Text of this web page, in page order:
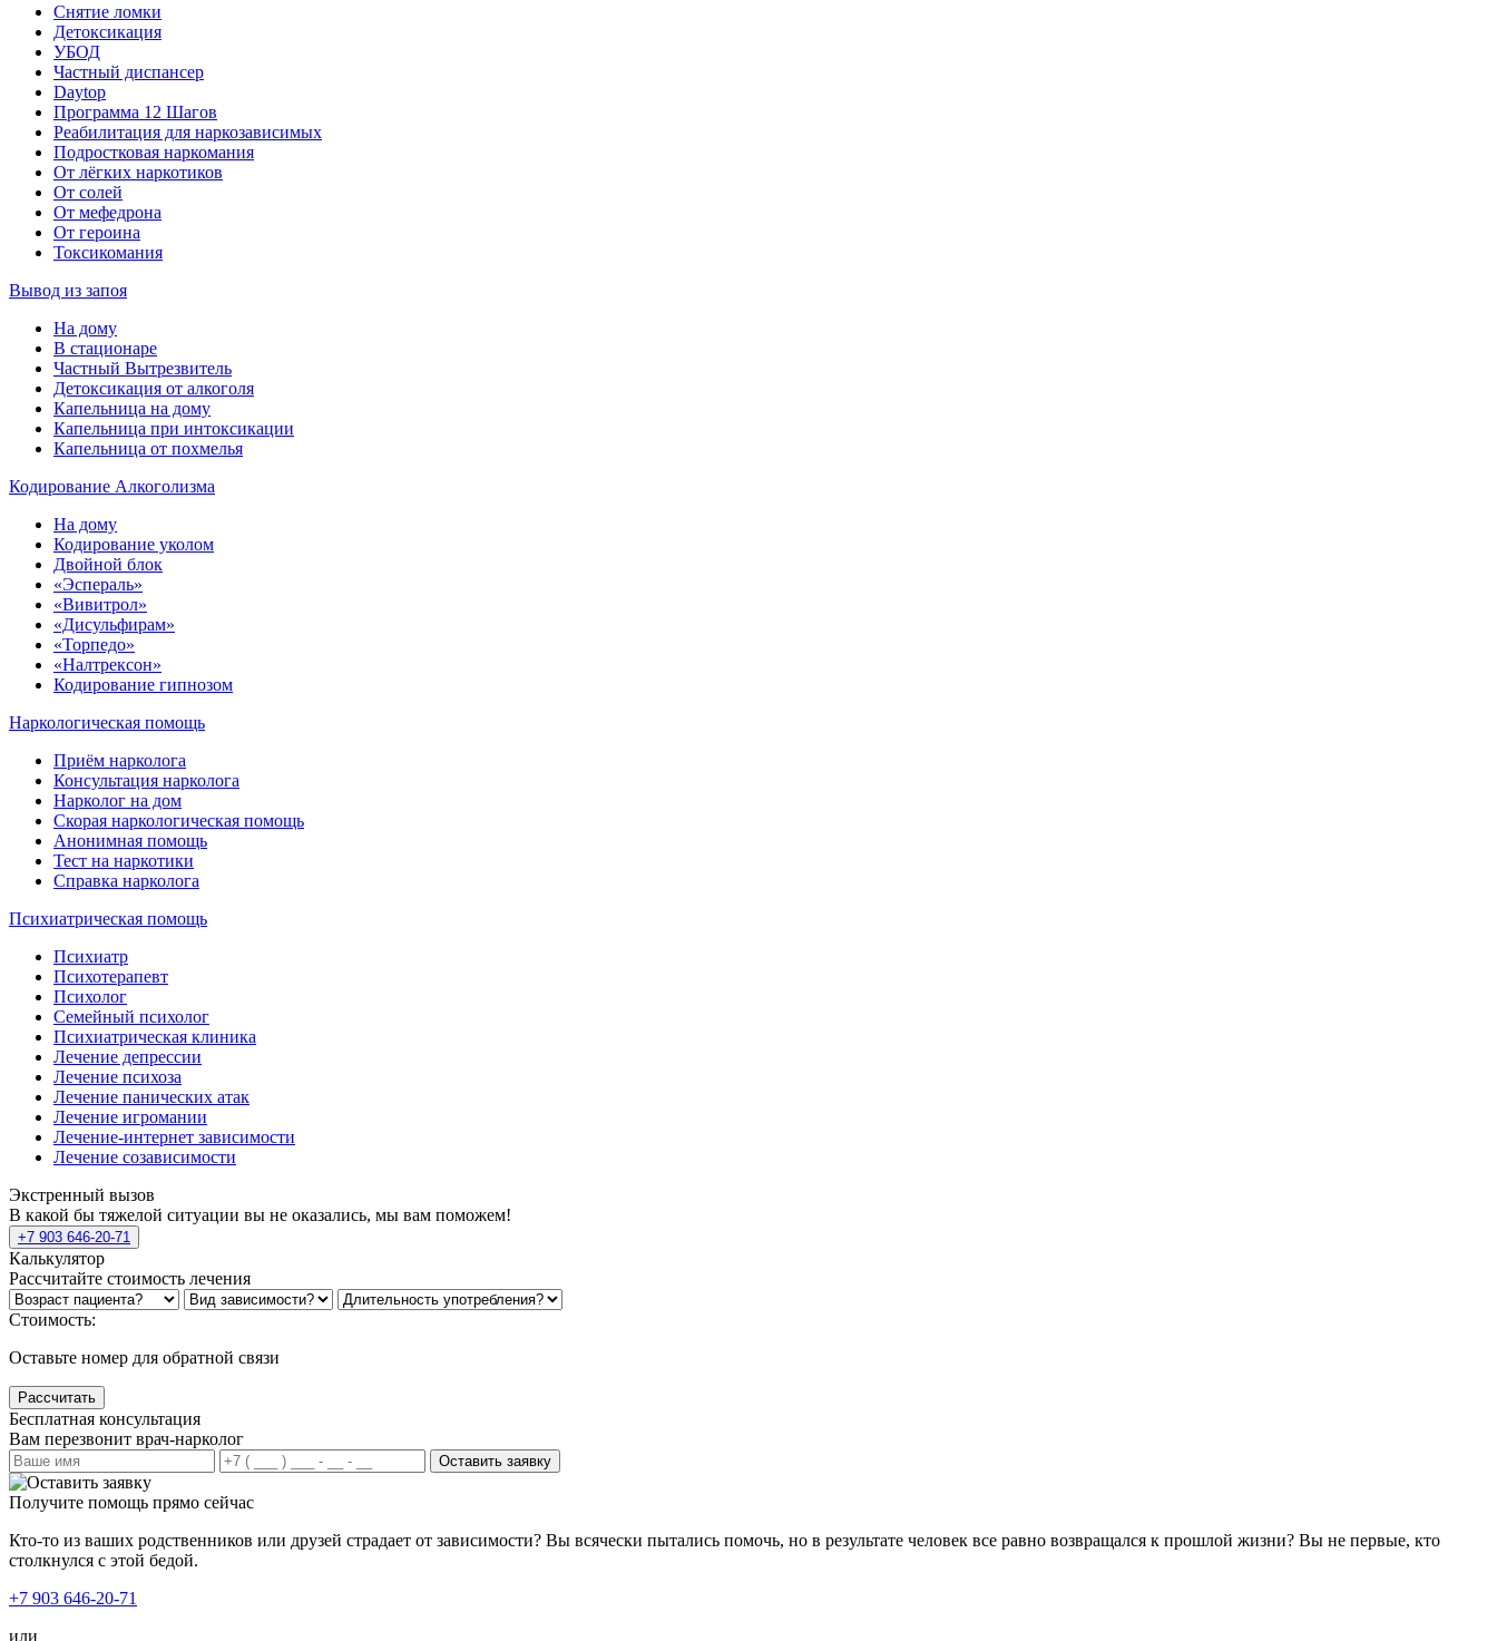
Снятие ломки
Детоксикация
УБОД
Частный диспансер
Daytop
Программа 12 Шагов
Реабилитация для наркозависимых
Подростковая наркомания
От лёгких наркотиков
От солей
От мефедрона
От героина
Токсикомания
Вывод из запоя
На дому
В стационаре
Частный Вытрезвитель
Детоксикация от алкоголя
Капельница на дому
Капельница при интоксикации
Капельница от похмелья
Кодирование Алкоголизма
На дому
Кодирование уколом
Двойной блок
«Эспераль»
«Вивитрол»
«Дисульфирам»
«Торпедо»
«Налтрексон»
Кодирование гипнозом
Наркологическая помощь
Приём нарколога
Консультация нарколога
Нарколог на дом
Скорая наркологическая помощь
Анонимная помощь
Тест на наркотики
Справка нарколога
Психиатрическая помощь
Психиатр
Психотерапевт
Психолог
Семейный психолог
Психиатрическая клиника
Лечение депрессии
Лечение психоза
Лечение панических атак
Лечение игромании
Лечение-интернет зависимости
Лечение созависимости
Экстренный вызов
В какой бы тяжелой ситуации вы не оказались, мы вам поможем!
+7 903 646-20-71
Калькулятор
Рассчитайте стоимость лечения
Стоимость:
Оставьте номер для обратной связи
Рассчитать
Бесплатная консультация
Вам перезвонит врач-нарколог
Оставить заявку
Получите помощь прямо сейчас
Кто-то из ваших родственников или друзей страдает от зависимости? Вы всячески пытались помочь, но в результате человек все равно возвращался к прошлой жизни? Вы не первые, кто
столкнулся с этой бедой.
+7 903 646-20-71
или